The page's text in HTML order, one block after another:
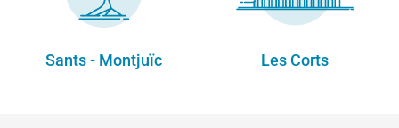
Sants - Montjuïc Les Corts